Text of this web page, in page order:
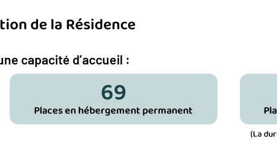
de la Résidence
capacité d’accueil :
Places en hébergement permanent
69
(La